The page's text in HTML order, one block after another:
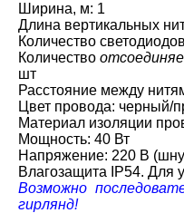
Ширина, м: 1
Длина вертикальных
Количество
Количество
шт
Расстояние между
Цвет провода: черный/
Материал изоляции
Мощность: 40 Вт
Напряжение: 220 В
Влагозащита IP54. Для
Возможно
гирлянд!